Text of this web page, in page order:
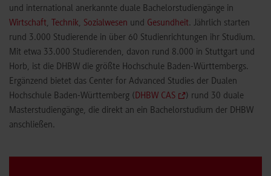
und international anerkannte duale Bachelorstudiengänge in
Wirtschaft, Technik, Sozialwesen und Gesundheit. Jährlich starten
rund 3.000 Studierende in über 60 Studienrichtungen ihr Studium.
Mit etwa 33.000 Studierenden, davon rund 8.000 in Stuttgart und
Horb, ist die DHBW die größte Hochschule Baden-Württembergs.
Ergänzend bietet das Center for Advanced Studies der Dualen
Hochschule Baden-Württemberg (DHBW CAS
) rund 30 duale
Masterstudiengänge, die direkt an ein Bachelorstudium der DHBW
anschließen.